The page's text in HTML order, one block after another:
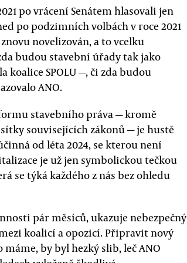
po vrácení Senátem hlasovali jen
po podzimních volbách v roce 2021
novelizován, a to vcelku
budou stavební úřady tak jako
SPOLU —, či zda budou
ANO.
stavebního práva — kromě
souvisejících zákonů — je hustě
od léta 2024, se kterou není
je už jen symbolickou tečkou
se týká každého z nás bez ohledu
pár měsíců, ukazuje nebezpečný
koalicí a opozicí. Připravit nový
by byl hezký slib, leč ANO